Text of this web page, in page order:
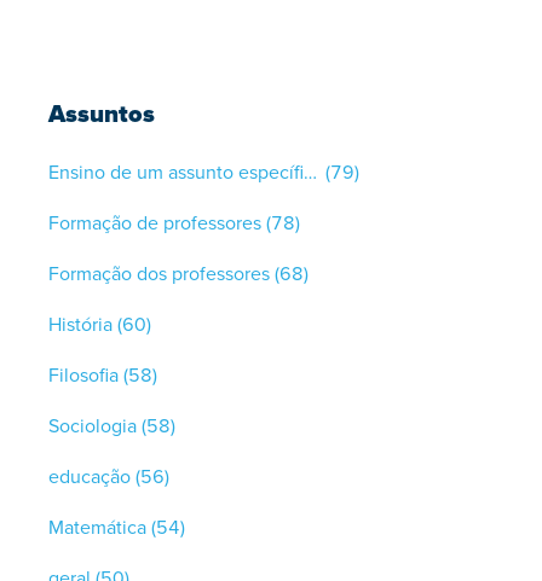
Assuntos
Ensino de um assunto específico (79)
Formação de professores(78)
Formação dos professores(68)
História(60)
Filosofia(58)
Sociologia(58)
educação(56)
Matemática(54)